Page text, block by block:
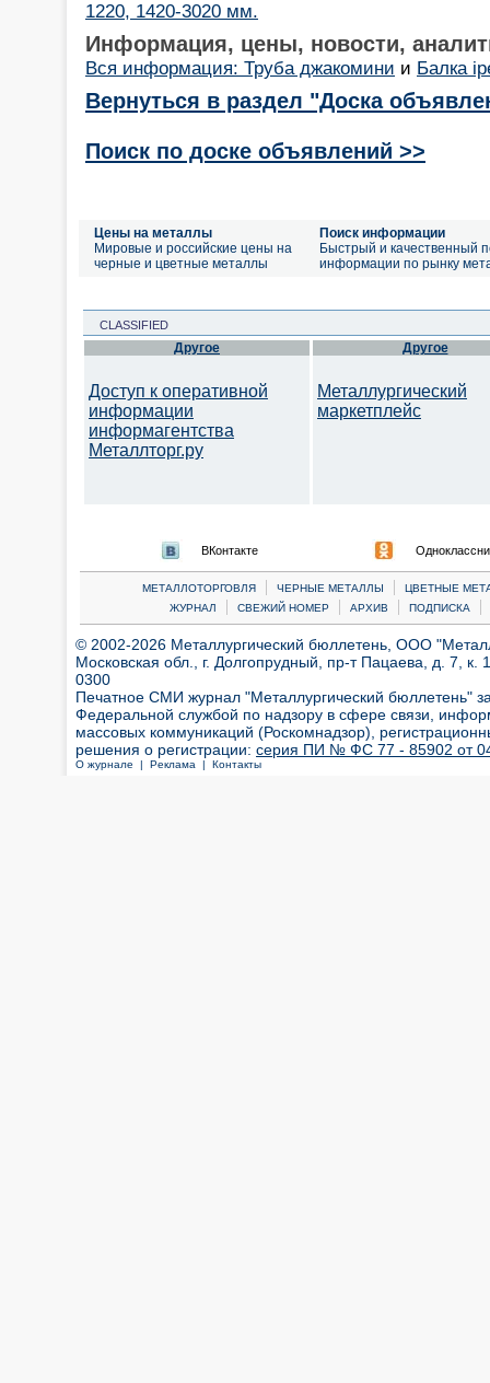
1220, 1420-3020 мм.
Информация, цены, новости,
Вся информация: Труба джакомини и Балка
Вернуться в раздел "Доска
Поиск по доске объявлений >>
Цены на металлы
Мировые и российские цены на
черные и цветные металлы
Поиск информации
Быстрый и качественный
информации по рынку
CLASSIFIED
Другое
Доступ к оперативной
информации
информагентства
Металлторг.ру
Другое
Металлургический
маркетплейс
ВКонтакте
МЕТАЛЛОТОРГОВЛЯ | ЧЕРНЫЕ МЕТАЛЛЫ |
ЦВЕТНЫЕ
ЖУРНАЛ
| СВЕЖИЙ НОМЕР | АРХИВ | ПОДПИСКА |
© 2002-2026 Металлургический бюллетень, ООО
Московская обл., г. Долгопрудный, пр-т Пацаева, д. 7,
0300
Печатное СМИ журнал "Металлургический бюллетень"
Федеральной службой по надзору в сфере связи,
массовых коммуникаций (Роскомнадзор),
решения о регистрации: серия ПИ № ФС 77 - 85902 от 04
О журнале | Реклама | Контакты